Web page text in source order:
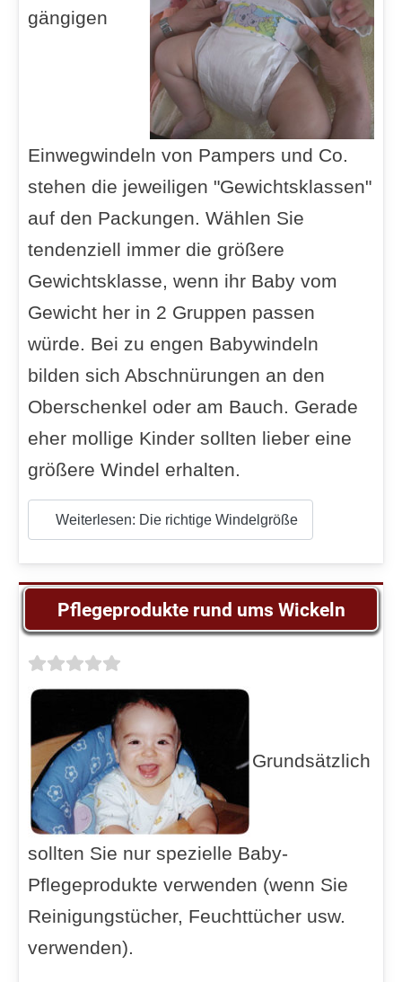
gängigen
Einwegwindeln von Pampers und Co.
stehen die jeweiligen "Gewichtsklassen"
auf den Packungen. Wählen Sie
tendenziell immer die größere
Gewichtsklasse, wenn ihr Baby vom
Gewicht her in 2 Gruppen passen
würde. Bei zu engen Babywindeln
bilden sich Abschnürungen an den
Oberschenkel oder am Bauch. Gerade
eher mollige Kinder sollten lieber eine
größere Windel erhalten.
Weiterlesen: Die richtige Windelgröße
Pflegeprodukte rund ums Wickeln
Grundsätzlich
sollten Sie nur spezielle Baby-
Pflegeprodukte verwenden (wenn Sie
Reinigungstücher, Feuchttücher usw.
verwenden).